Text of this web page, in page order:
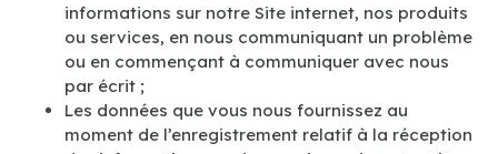
informations sur notre Site internet, nos produits
ou services, en nous communiquant un problème
ou en commençant à communiquer avec nous
par écrit ;
Les données que vous nous fournissez au
moment de l’enregistrement relatif à la réception